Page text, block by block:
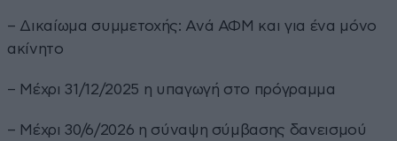
– Δικαίωμα συμμετοχής: Ανά ΑΦΜ και για ένα μόνο
ακίνητο
– Μέχρι 31/12/2025 η υπαγωγή στο πρόγραμμα
– Μέχρι 30/6/2026 η σύναψη σύμβασης δανεισμού